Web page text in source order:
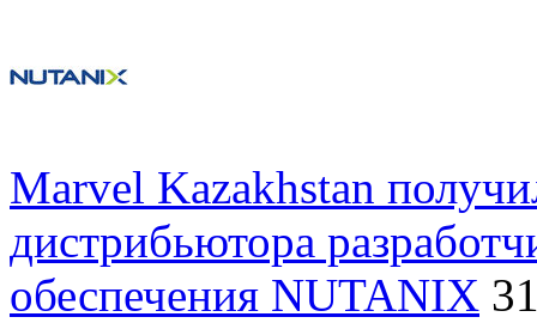
Marvel Kazakhstan
дистрибьютора
обеспечения NUTANIX